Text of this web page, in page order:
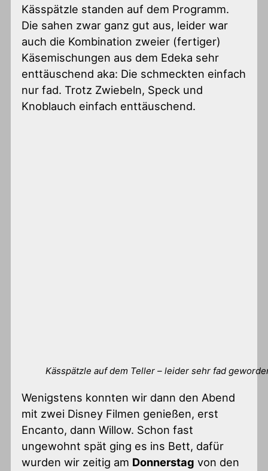
Kässpätzle standen auf dem Programm.
Die sahen zwar ganz gut aus, leider war
auch die Kombination zweier (fertiger)
Käsemischungen aus dem Edeka sehr
enttäuschend aka: Die schmeckten einfach
nur fad. Trotz Zwiebeln, Speck und
Knoblauch einfach enttäuschend.
Kässpätzle auf dem Teller – leider sehr fad
Wenigstens konnten wir dann den Abend
mit zwei Disney Filmen genießen, erst
Encanto, dann Willow. Schon fast
ungewohnt spät ging es ins Bett, dafür
wurden wir zeitig am Donnerstag von den